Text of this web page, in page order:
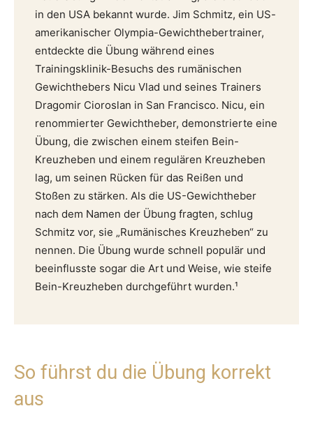
in den USA bekannt wurde. Jim Schmitz, ein US-
amerikanischer Olympia-Gewichthebertrainer,
entdeckte die Übung während eines
Trainingsklinik-Besuchs des rumänischen
Gewichthebers Nicu Vlad und seines Trainers
Dragomir Cioroslan in San Francisco. Nicu, ein
renommierter Gewichtheber, demonstrierte eine
Übung, die zwischen einem steifen Bein-
Kreuzheben und einem regulären Kreuzheben
lag, um seinen Rücken für das Reißen und
Stoßen zu stärken. Als die US-Gewichtheber
nach dem Namen der Übung fragten, schlug
Schmitz vor, sie „Rumänisches Kreuzheben“ zu
nennen. Die Übung wurde schnell populär und
beeinflusste sogar die Art und Weise, wie steife
Bein-Kreuzheben durchgeführt wurden.¹
So führst du die Übung korrekt
aus